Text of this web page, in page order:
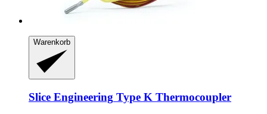
Warenkorb
Slice Engineering Type K Thermocoupler